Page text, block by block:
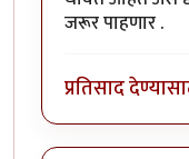
जरूर पाहणार .
प्रतिसाद